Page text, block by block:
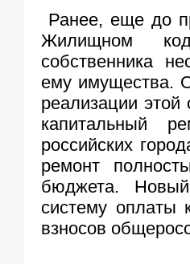
Ранее, еще до
Жилищном
собственника
ему имущества.
реализации
капитальный
российских
ремонт
бюджета.
систему оплаты
взносов